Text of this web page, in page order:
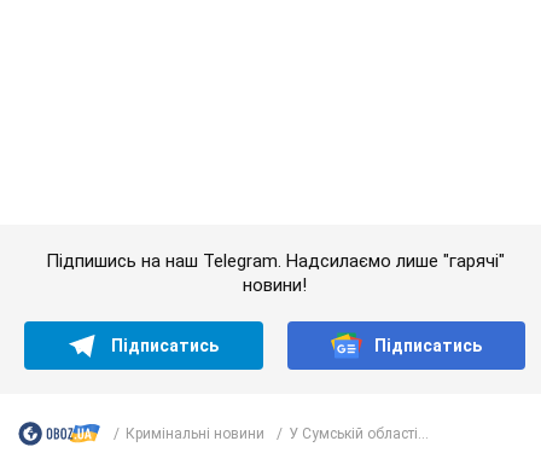
Підпишись на наш Telegram. Надсилаємо лише "гарячі"
новини!
Підписатись Підписатись
Кримінальні новини У Сумській області...